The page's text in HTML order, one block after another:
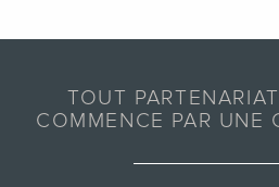
TOUT
COMMENCE PAR UNE